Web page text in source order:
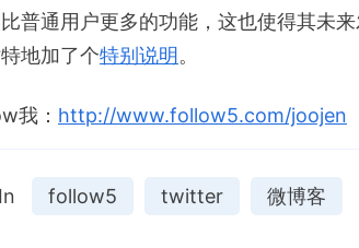
普通用户更多的功能，这也使得其未
地加了个特别说明 。
我： http://www.follow5.com/joojen
follow5 twitter 微博客